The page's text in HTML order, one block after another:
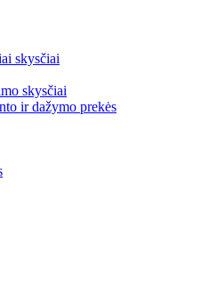
skysčiai
skysčiai
ir dažymo prekės